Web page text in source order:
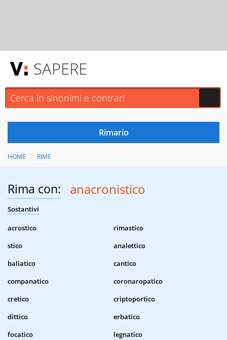
SAPERE
HOME RIME
Rima con: anacronistico
Sostantivi
acrostico
rimastico
stico
analettico
baliatico
cantico
companatico
coronaropatico
cretico
criptoportico
dittico
erbatico
focatico
legnatico